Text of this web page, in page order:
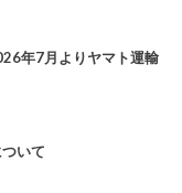
年7月よりヤマト運輸
いて